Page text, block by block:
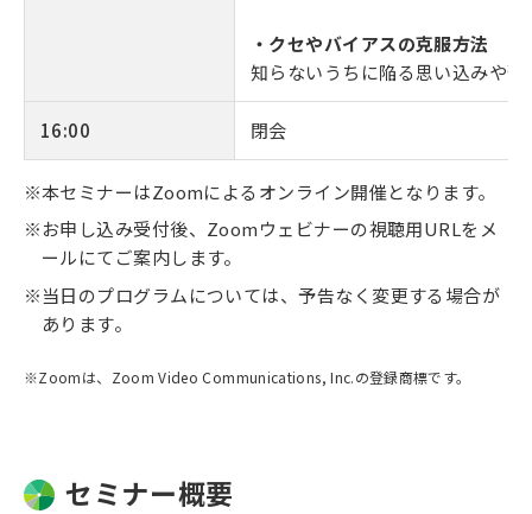
・クセやバイアスの克服方法
知らないうちに陥る思い込みや
16:00 閉会
本セミナーはZoomによるオンライン開催となります。
お申し込み受付後、Zoomウェビナーの視聴用URLをメ
ールにてご案内します。
当日のプログラムについては、予告なく変更する場合が
あります。
※Zoomは、Zoom Video Communications, Inc.の登録商標です。
セミナー概要